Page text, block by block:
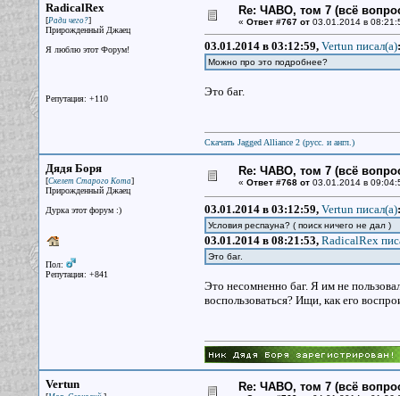
RadicalRex
[Ради чего?]
Прирожденный Джаец
Я люблю этот Форум!
Репутация: +110
Re: ЧАВО, том 7 (всё
« Ответ #767 от03.01.2014 в
03.01.2014 в 03:12:59, Vertun писал(a):
Можно про это подробнее?
Это баг.
Скачать Jagged Alliance 2 (русс. и англ.)
Дядя Боря
[Скелет Старого Кота]
Прирожденный Джаец
Дурка этот форум :)
Пол:
Репутация: +841
Re: ЧАВО, том 7 (всё
« Ответ #768 от03.01.2014 в
03.01.2014 в 03:12:59, Vertun писал(a):
Условия респауна? ( поиск ничего не дал )
03.01.2014 в 08:21:53, RadicalRex
Это баг.
Это несомненно баг. Я им не
воспользоваться? Ищи, как его
Vertun Re: ЧАВО, том 7 (всё